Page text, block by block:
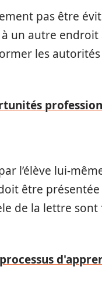
pas être
un autre endroit
les
l’élève lui-
être présentée
de la lettre